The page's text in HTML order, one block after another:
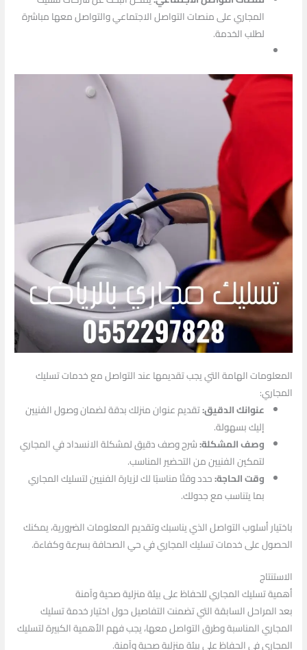
المجاري على منصات التواصل الاجتماعي والتواصل معها مباشرة
لطلب الخدمة.
المعلومات الهامة التي يجب تقديمها عند التواصل مع خدمات تسليك
المجاري:
عنوانك الدقيق:تقديم عنوان منزلك بدقة لضمان وصول الفنيين
إليك بسهولة.
وصف المشكلة:شرح وصف دقيق لمشكلة الانسداد في المجاري
لتمكين الفنيين من التحضير المناسب.
وقت الحاجة:حدد وقتًا مناسبًا لك لزيارة الفنيين لتسليك المجاري
بما يتناسب مع جدولك.
باختيار أسلوب التواصل الذي يناسبك وتقديم المعلومات الضرورية، يمكنك
الحصول على خدمات تسليك المجاري في حي الصحافة بسرعة وكفاءة.
الاستنتاج
أهمية تسليك المجاري للحفاظ على بيئة منزلية صحية وآمنة
بعد المراحل السابقة التي تضمنت التفاصيل حول اختيار خدمة تسليك
المجاري المناسبة وطرق التواصل معها، يجب فهم الأهمية الكبيرة لتسليك
المجاري في الحفاظ على بيئة منزلية صحية وآمنة.